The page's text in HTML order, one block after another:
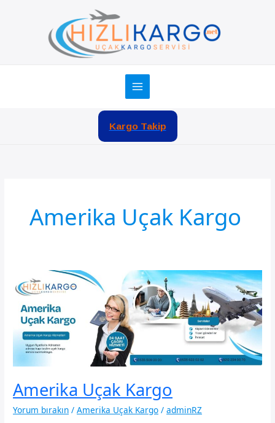
Kargo Takip
Amerika Uçak Kargo
Amerika Uçak Kargo
Yorum bırakın /Amerika Uçak Kargo /adminRZ